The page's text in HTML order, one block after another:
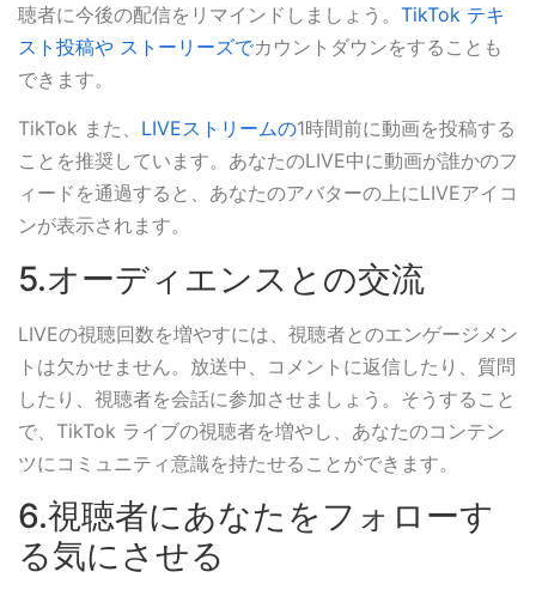
聴者に今後の配信をリマインドしましょう。 TikTok テキ
スト投稿や ストーリーズでカウントダウンをすることも
できます。
TikTok また、 LIVEストリームの1時間前に動画を投稿する
ことを推奨しています。あなたのLIVE中に動画が誰かのフ
ィードを通過すると、あなたのアバターの上にLIVEアイコ
ンが表示されます。
5.オーディエンスとの交流
LIVEの視聴回数を増やすには、視聴者とのエンゲージメン
トは欠かせません。放送中、コメントに返信したり、質問
したり、視聴者を会話に参加させましょう。そうすること
で、TikTok ライブの視聴者を増やし、あなたのコンテン
ツにコミュニティ意識を持たせることができます。
6.視聴者にあなたをフォローす
る気にさせる